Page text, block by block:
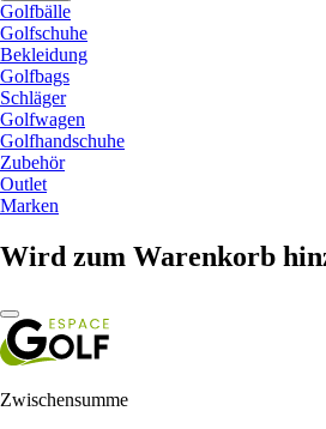
Golfbälle
Golfschuhe
Bekleidung
Golfbags
Schläger
Golfwagen
Golfhandschuhe
Zubehör
Outlet
Marken
Wird zum Warenkorb
Zwischensumme